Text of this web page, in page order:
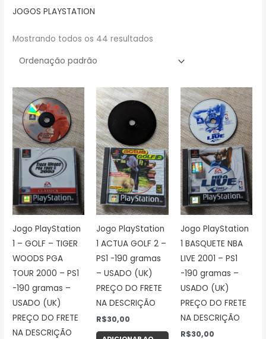
JOGOS PLAYSTATION
Mostrando todos os 44 resultados
Jogo PlayStation
1 – GOLF – TIGER
WOODS PGA
TOUR 2000 – PS1
-190 gramas –
USADO (UK)
PREÇO DO FRETE
NA DESCRIÇÃO
Jogo PlayStation
1 ACTUA GOLF 2 –
PS1 -190 gramas
– USADO (UK)
PREÇO DO FRETE
NA DESCRIÇÃO
R$30,00
Jogo PlayStation
1 BASQUETE NBA
LIVE 2001 – PS1
-190 gramas –
USADO (UK)
PREÇO DO FRETE
NA DESCRIÇÃO
R$30,00